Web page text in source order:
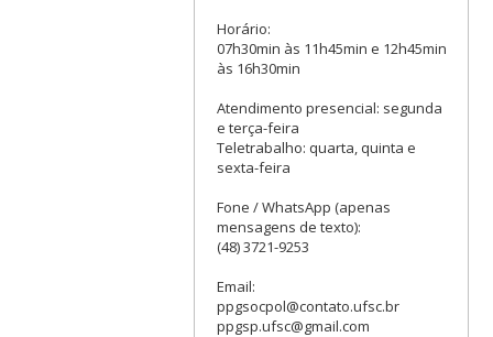
Horário:
07h30min às 11h45min e 12h45min
às 16h30min
Atendimento presencial: segunda
e terça-feira
Teletrabalho: quarta, quinta e
sexta-feira
Fone / WhatsApp (apenas
mensagens de texto):
(48) 3721-9253
Email:
ppgsocpol@contato.ufsc.br
ppgsp.ufsc@gmail.com